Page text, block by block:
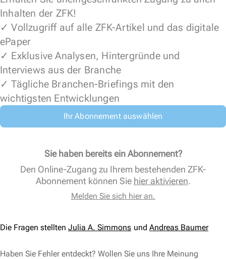
Inhalten der ZFK!
✓ Vollzugriff auf alle ZFK-Artikel und das digitale
ePaper
✓ Exklusive Analysen, Hintergründe und
Interviews aus der Branche
✓ Tägliche Branchen-Briefings mit den
wichtigsten Entwicklungen
Ihr Abonnement auswählen
Sie haben bereits ein Abonnement?
Den Online-Zugang zu Ihrem bestehenden ZFK-
Abonnement können Sie hier aktivieren.
Melden Sie sich hier an.
Die Fragen stellten Julia A. Simmons Andreas Baumer
Haben Sie Fehler entdeckt? Wollen Sie uns Ihre Meinung